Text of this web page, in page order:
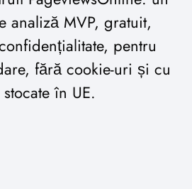
analiză MVP, gratuit,
pentru
fără cookie-uri și cu
în UE.